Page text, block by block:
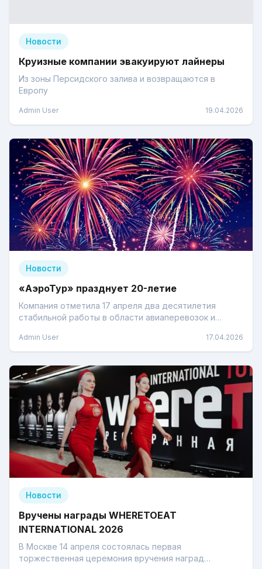
Новости
Круизные компании эвакуируют лайнеры
Из зоны Персидского залива и возвращаются в
Европу
Admin User 19.04.2026
Новости
«АэроТур» празднует 20-летие
Компания отметила 17 апреля два десятилетия
стабильной работы в области авиаперевозок и
Admin User 17.04.2026
Новости
Вручены награды WHERETOEAT
INTERNATIONAL 2026
В Москве 14 апреля состоялась первая
торжественная церемония вручения наград